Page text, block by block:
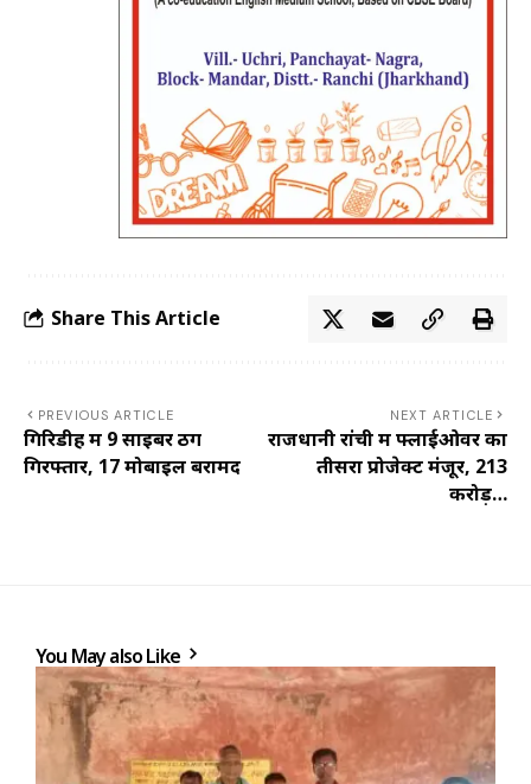
Share This Article
PREVIOUS ARTICLE
गिरिडीह में 9 साइबर ठग
गिरफ्तार, 17 मोबाइल बरामद
NEXT ARTICLE
राजधानी रांची में फ्लाईओवर का
तीसरा प्रोजेक्ट मंजूर, 213
करोड़…
You May also Like